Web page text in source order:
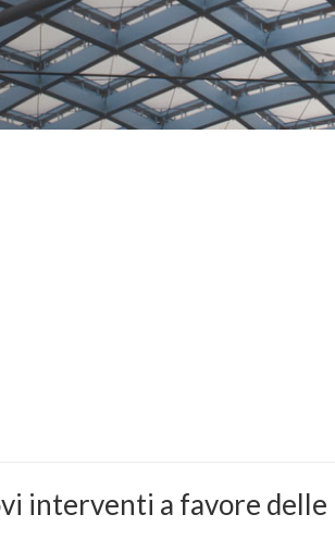
interventi a favore delle